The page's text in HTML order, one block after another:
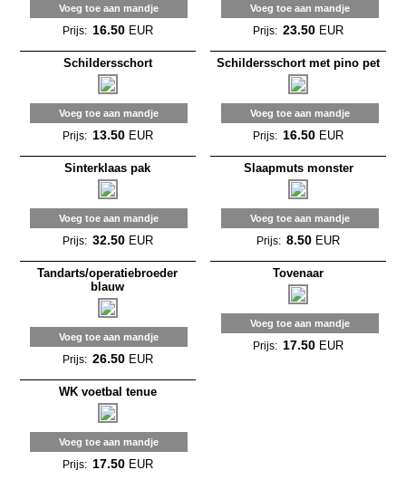
Voeg toe aan mandje
Prijs: 16.50 EUR
Voeg toe aan mandje
Prijs: 23.50 EUR
Schildersschort
Voeg toe aan mandje
Prijs: 13.50 EUR
Schildersschort met pino pet
Voeg toe aan mandje
Prijs: 16.50 EUR
Sinterklaas pak
Voeg toe aan mandje
Prijs: 32.50 EUR
Slaapmuts monster
Voeg toe aan mandje
Prijs: 8.50 EUR
Tandarts/operatiebroeder
blauw
Voeg toe aan mandje
Prijs: 26.50 EUR
Tovenaar
Voeg toe aan mandje
Prijs: 17.50 EUR
WK voetbal tenue
Voeg toe aan mandje
Prijs: 17.50 EUR